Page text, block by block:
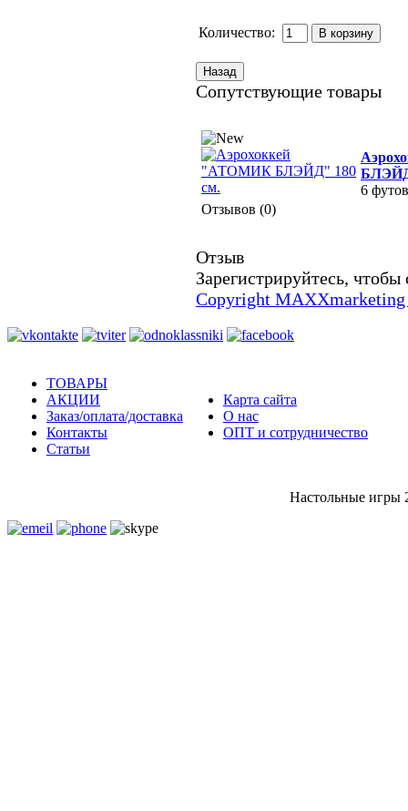
Количество:
Сопутствующие товары
Отзывов (0)
6
Отзыв
Зарегистрируйтесь, чтобы
Copyright MAXXmarketing
ТОВАРЫ
АКЦИИ
Заказ/оплата/доставка
Контакты
Статьи
Карта сайта
О нас
ОПТ и сотрудничество